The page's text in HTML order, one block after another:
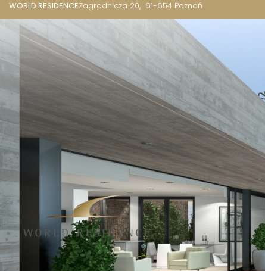
WORLD RESIDENCEZagrodnicza 20 61-654 Poznań